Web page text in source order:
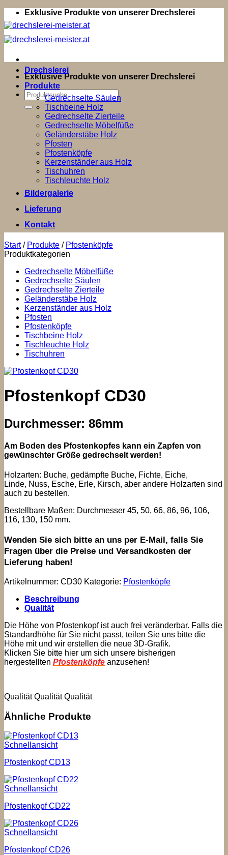
Zum
Inhalt
springen
Exklusive Produkte von unserer Drechslerei
Exklusive Produkte von unserer Drechslerei
Suchen
nach:
Drechslerei
Produkte
Gedrechselte Säulen
Tischbeine Holz
Gedrechselte Zierteile
Gedrechselte Möbelfüße
Geländerstäbe Holz
Pfosten
Pfostenköpfe
Kerzenständer aus Holz
Tischuhren
Tischleuchte Holz
Bildergalerie
Lieferung
Kontakt
Start / Produkte / Pfostenköpfe
Produktkategorien
Gedrechselte Möbelfüße
Gedrechselte Säulen
Gedrechselte Zierteile
Geländerstäbe Holz
Kerzenständer aus Holz
Pfosten
Pfostenköpfe
Tischbeine Holz
Tischleuchte Holz
Tischuhren
Pfostenkopf CD30
Durchmesser: 86mm
Am Boden des Pfostenkopfes kann ein Zapfen von
gewünschter Größe gedrechselt werden!
Holzarten: Buche, gedämpfte Buche, Fichte, Eiche,
Linde, Nuss, Esche, Erle, Kirsch, aber andere Holzarten sind
auch zu bestellen.
Bestellbare Maßen: Durchmesser 45, 50, 66, 86, 96, 106,
116, 130, 150 mm.
Wenden Sie sich bitte an uns per E-Mail, falls Sie
Fragen über die Preise und Versandkosten der
Lieferung haben!
Artikelnummer: CD30 Kategorie: Pfostenköpfe
Beschreibung
Qualität
Die Höhe von Pfostenkopf ist auch frei veränderbar. Falls die
Standardhöhe für Sie nicht passt, teilen Sie uns bitte die
Höhe mit und wir erstellen die neue 3D-Grafik.
Klicken Sie bitte hier um sich unsere bisherigen
hergestellten Pfostenköpfe anzusehen!
Qualität Qualität Qualität
Ähnliche Produkte
Schnellansicht
Pfostenkopf CD13
Schnellansicht
Pfostenkopf CD22
Schnellansicht
Pfostenkopf CD26